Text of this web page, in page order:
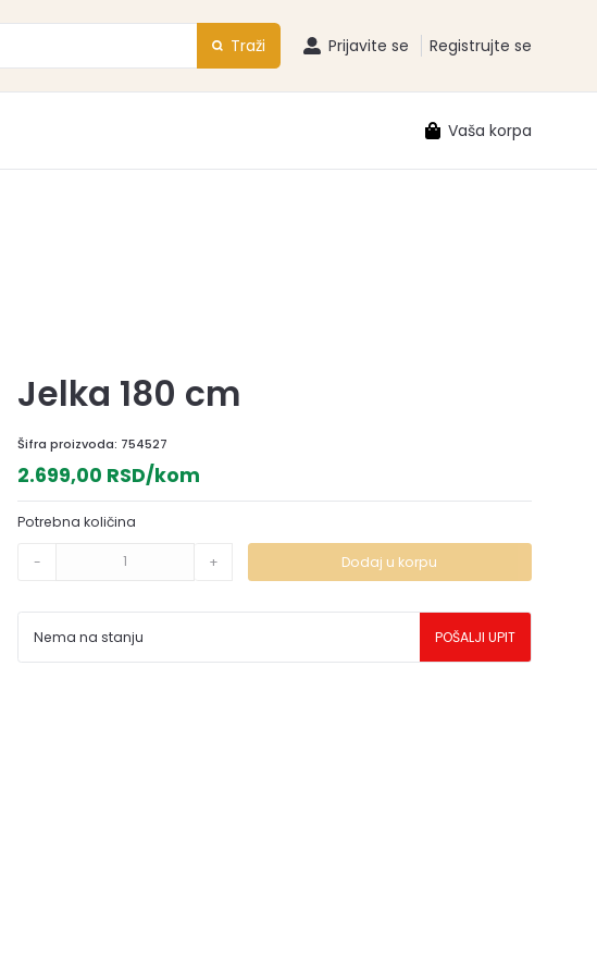
Traži Prijavite se Registrujte se
Vaša korpa
Jelka 180 cm
Šifra proizvoda: 754527
2.699,00 RSD/kom
Potrebna količina
- + Dodaj u korpu
Nema na stanju POŠALJI UPIT